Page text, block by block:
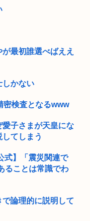
に判明してしまう…
最初誰選べばええ
しかない
密検査となるwww
子さまが天皇にな
てしまう
式】「震災関連で
ることは常識でわ
論理的に説明して